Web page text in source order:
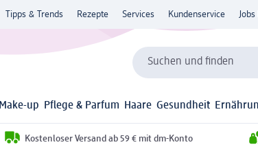
Tipps & Trends Rezepte Services Kundenservice
Suchen und finden
Make-up Pflege & Parfum Haare Gesundheit
Kostenloser Versand ab 59 € mit dm-Konto